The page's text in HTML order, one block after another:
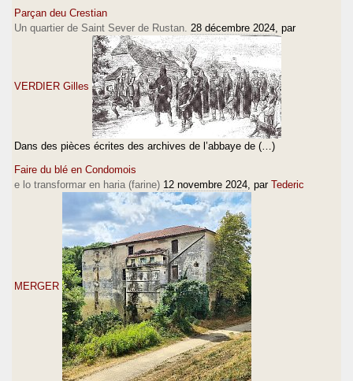
Parçan deu Crestian
Un quartier de Saint Sever de Rustan. 28 décembre 2024 , par
VERDIER Gilles
Dans des pièces écrites des archives de l’abbaye de (…)
Faire du blé en Condomois
e lo transformar en haria (farine) 12 novembre 2024 , par Tederic
MERGER